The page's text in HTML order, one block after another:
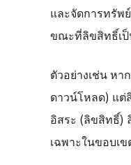
และจัดการทรัพ
ขณะที่ลิขสิทธิ์เ
ตัวอย่างเช่น ห
ดาวน์โหลด) แต่
อิสระ (ลิขสิทธิ์)
เฉพาะในขอบเ